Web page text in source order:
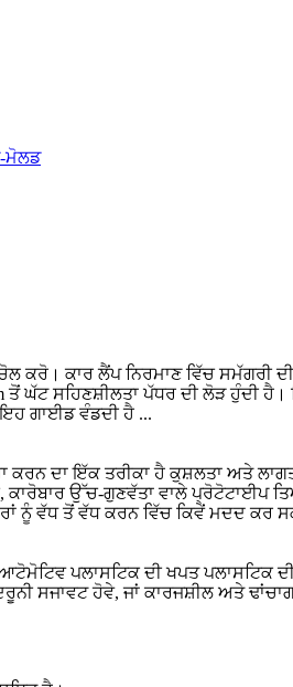
ਕਾਰ ਲੈਂਪ ਨਿਰਮਾਣ ਵਿੱਚ ਸਮੱਗਰੀ ਦੀ
ਘੱਟ ਸਹਿਣਸ਼ੀਲਤਾ ਪੱਧਰ ਦੀ ਲੋੜ ਹੁੰਦੀ
ਗਾਈਡ ਵੰਡਦੀ ਹੈ ...
ਕਰਨ ਦਾ ਇੱਕ ਤਰੀਕਾ ਹੈ ਕੁਸ਼ਲਤਾ ਅਤੇ
ਉੱਚ-ਗੁਣਵੱਤਾ ਵਾਲੇ
ਨੂੰ ਵੱਧ ਤੋਂ ਵੱਧ ਕਰਨ ਵਿੱਚ ਕਿਵੇਂ ਮਦਦ ਕਰ
ਪਲਾਸਟਿਕ ਦੀ ਖਪਤ ਪਲਾਸਟਿਕ
ਸਜਾਵਟ ਹੋਵੇ, ਜਾਂ ਕਾਰਜਸ਼ੀਲ ਅਤੇ